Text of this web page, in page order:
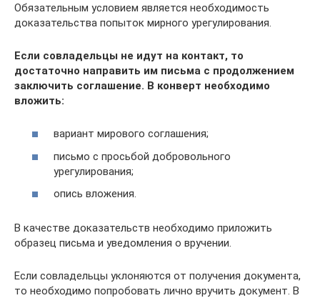
Обязательным условием является необходимость
доказательства попыток мирного урегулирования.
Если совладельцы не идут на контакт, то
достаточно направить им письма с продолжением
заключить соглашение. В конверт необходимо
вложить:
вариант мирового соглашения;
письмо с просьбой добровольного
урегулирования;
опись вложения.
В качестве доказательств необходимо приложить
образец письма и уведомления о вручении.
Если совладельцы уклоняются от получения документа,
то необходимо попробовать лично вручить документ. В